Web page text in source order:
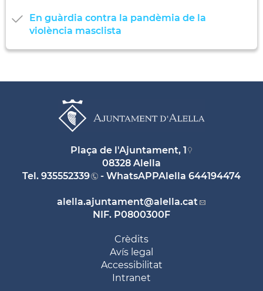
En guàrdia contra la pandèmia de la
violència masclista
Plaça de l'Ajuntament, 1
08328 Alella
Tel. 935552339 - WhatsAPPAlella 644194474
alella.ajuntament@alella.cat
NIF. P0800300F
Crèdits
Avís legal
Accessibilitat
Intranet